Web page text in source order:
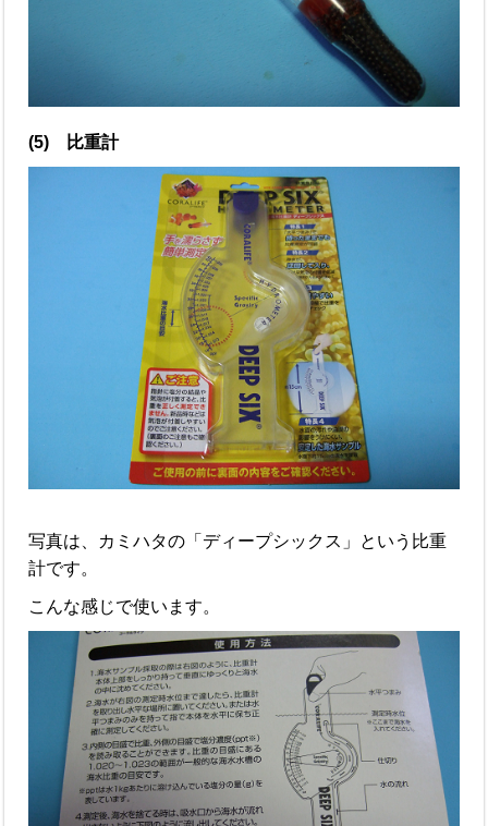
(5) 比重計
写真は、カミハタの「ディープシックス」という比重
計です。
こんな感じで使います。